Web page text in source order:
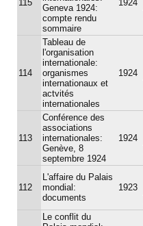
115
Geneva 1924:
compte rendu
sommaire
1924
114
Tableau de
l'organisation
internationale:
organismes
internationaux et
actvités
internationales
1924
113
Conférence des
associations
internationales:
Genève, 8
septembre 1924
1924
112
L'affaire du Palais
mondial:
documents
1923
Le conflit du